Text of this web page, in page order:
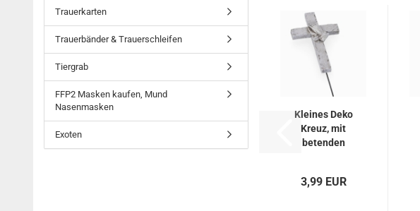
Kleines Deko
Kreuz, mit
betenden
3,99 EUR
Trauerkarten
Trauerbänder & Trauerschleifen
Tiergrab
FFP2 Masken kaufen, Mund
Nasenmasken
Exoten